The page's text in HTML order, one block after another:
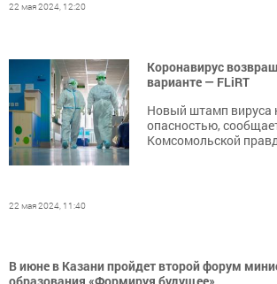
22 мая 2024, 12:20
Коронавирус
варианте — FLiRT
Новый штамп вируса
опасностью,
Комсомольской
22 мая 2024, 11:40
В июне в Казани пройдет второй форум